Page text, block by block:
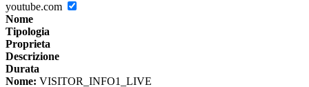
youtube.com
Nome
Tipologia
Proprieta
Descrizione
Durata
Nome: VISITOR_INFO1_LIVE